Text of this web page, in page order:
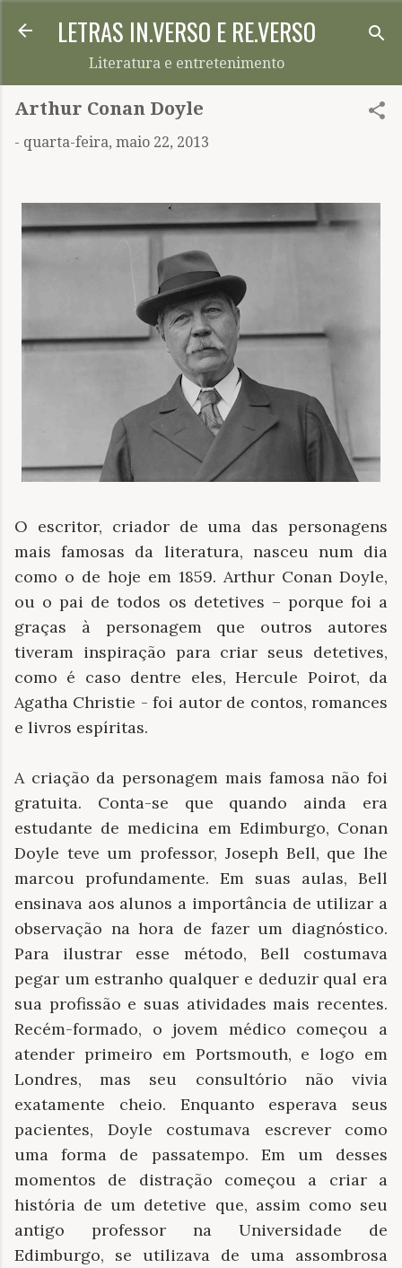
Pular para o conteúdo principal
LETRAS IN.VERSO E RE.VERSO
Literatura e entretenimento
Arthur Conan Doyle
- quarta-feira, maio 22, 2013
O escritor, criador de uma das personagens
mais famosas da literatura, nasceu num dia
como o de hoje em 1859. Arthur Conan Doyle,
ou o pai de todos os detetives – porque foi a
graças à personagem que outros autores
tiveram inspiração para criar seus detetives,
como é caso dentre eles, Hercule Poirot, da
Agatha Christie - foi autor de contos, romances
e livros espíritas.
A criação da personagem mais famosa não foi
gratuita. Conta-se que quando ainda era
estudante de medicina em Edimburgo, Conan
Doyle teve um professor, Joseph Bell, que lhe
marcou profundamente. Em suas aulas, Bell
ensinava aos alunos a importância de utilizar a
observação na hora de fazer um diagnóstico.
Para ilustrar esse método, Bell costumava
pegar um estranho qualquer e deduzir qual era
sua profissão e suas atividades mais recentes.
Recém-formado, o jovem médico começou a
atender primeiro em Portsmouth, e logo em
Londres, mas seu consultório não vivia
exatamente cheio. Enquanto esperava seus
pacientes, Doyle costumava escrever como
uma forma de passatempo. Em um desses
momentos de distração começou a criar a
história de um detetive que, assim como seu
antigo professor na Universidade de
Edimburgo, se utilizava de uma assombrosa